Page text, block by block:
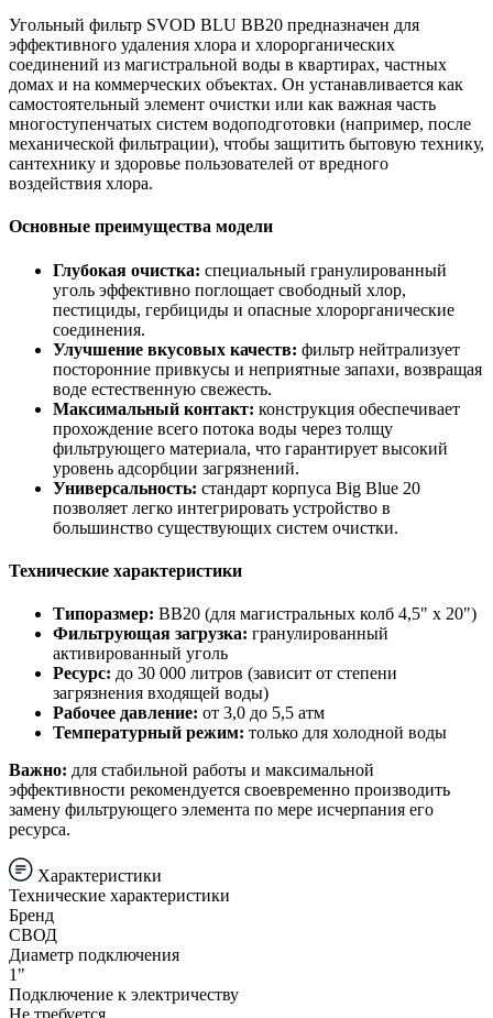
Угольный фильтр SVOD BLU BB20 предназначен для
эффективного удаления хлора и хлорорганических
соединений из магистральной воды в квартирах, частных
домах и на коммерческих объектах. Он устанавливается как
самостоятельный элемент очистки или как важная часть
многоступенчатых систем водоподготовки (например, после
механической фильтрации), чтобы защитить бытовую технику,
сантехнику и здоровье пользователей от вредного
воздействия хлора.
Основные преимущества модели
Глубокая очистка: специальный гранулированный
уголь эффективно поглощает свободный хлор,
пестициды, гербициды и опасные хлорорганические
соединения.
Улучшение вкусовых качеств: фильтр нейтрализует
посторонние привкусы и неприятные запахи, возвращая
воде естественную свежесть.
Максимальный контакт: конструкция обеспечивает
прохождение всего потока воды через толщу
фильтрующего материала, что гарантирует высокий
уровень адсорбции загрязнений.
Универсальность: стандарт корпуса Big Blue 20
позволяет легко интегрировать устройство в
большинство существующих систем очистки.
Технические характеристики
Типоразмер: BB20 (для магистральных колб 4,5" х 20")
Фильтрующая загрузка: гранулированный
активированный уголь
Ресурс: до 30 000 литров (зависит от степени
загрязнения входящей воды)
Рабочее давление: от 3,0 до 5,5 атм
Температурный режим: только для холодной воды
Важно: для стабильной работы и максимальной
эффективности рекомендуется своевременно производить
замену фильтрующего элемента по мере исчерпания его
ресурса.
Характеристики
Технические характеристики
Бренд
СВОД
Диаметр подключения
1"
Подключение к электричеству